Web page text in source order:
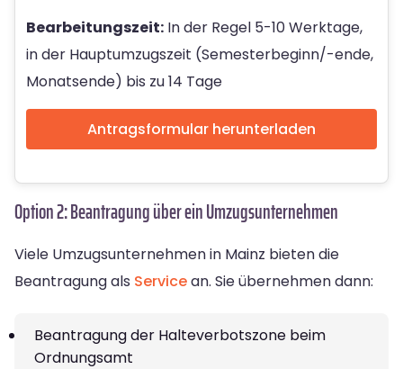
Bearbeitungszeit: In der Regel 5-10 Werktage,
in der Hauptumzugszeit (Semesterbeginn/-ende,
Monatsende) bis zu 14 Tage
Antragsformular herunterladen
Option 2: Beantragung über ein Umzugsunternehmen
Viele Umzugsunternehmen in Mainz bieten die
Beantragung als Servicean. Sie übernehmen dann:
Beantragung der Halteverbotszone beim
Ordnungsamt